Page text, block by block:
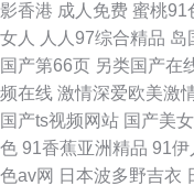
影香港 成人免费 蜜桃91
女人
人人97综合精品 岛
国产第66页 另类国产在
频在线 激情深爱欧美激
国产ts视频网站 国产美
色 91香蕉亚洲精品 91伊
色av网 日本波多野吉衣